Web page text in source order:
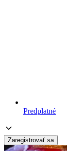
Predplatné
Zaregistrovať sa